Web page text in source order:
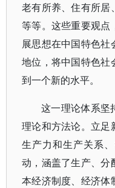
老有所养、住有所居
等等。这些重要观点
展思想在中国特色社
地位，将中国特色社
到一个新的水平。
这一理论体系坚
理论和方法论。立足
生产力和生产关系
动，涵盖了生产、分
本经济制度、经济体